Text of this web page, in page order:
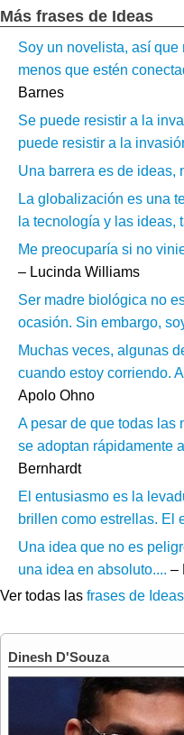
Más frases de Ideas
Soy un novelista, así
menos que estén
Barnes
Se puede resistir a la
puede resistir a la
Una barrera es de ideas,
La globalización es una
la tecnología y las ideas,
Me preocuparía si no
– Lucinda Williams
Ser madre biológica no
ocasión. Sin embargo,
Muchas veces, algunas
cuando estoy corriendo.
Apolo Ohno
A pesar de que todas las
se adoptan rápidamente
Bernhardt
El entusiasmo es la
brillen como estrellas. El
Una idea que no es
una idea en absoluto.... –
Ver todas las frases de Ideas
Dinesh D'Souza